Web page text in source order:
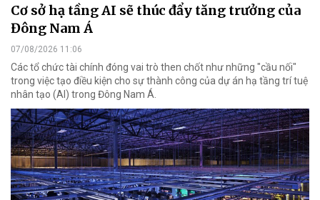
Cơ sở hạ tầng AI sẽ thúc đẩy tăng trưởng của
Đông Nam Á
07/08/2026 11:06
Các tổ chức tài chính đóng vai trò then chốt như những "cầu nối"
trong việc tạo điều kiện cho sự thành công của dự án hạ tầng trí tuệ
nhân tạo (AI) trong Đông Nam Á.